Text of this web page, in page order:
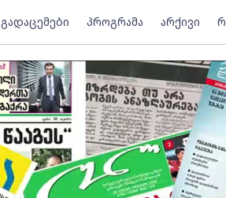
გადაცემები პროგრამა არქივი